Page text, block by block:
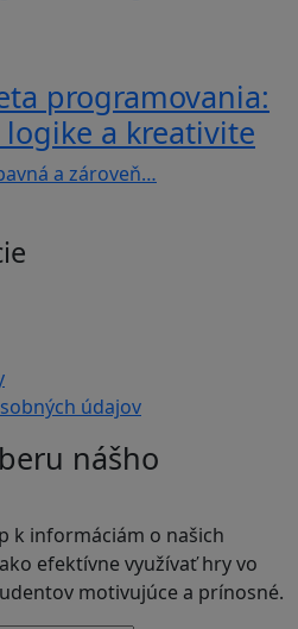
programovania:
a kreativite
a zároveň…
údajov
nášho
k informáciám o našich
efektívne využívať hry vo
motivujúce a prínosné.